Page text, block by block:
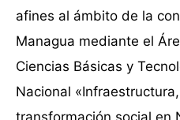
afines al ámbito de la
Managua mediante el
Ciencias Básicas y
Nacional